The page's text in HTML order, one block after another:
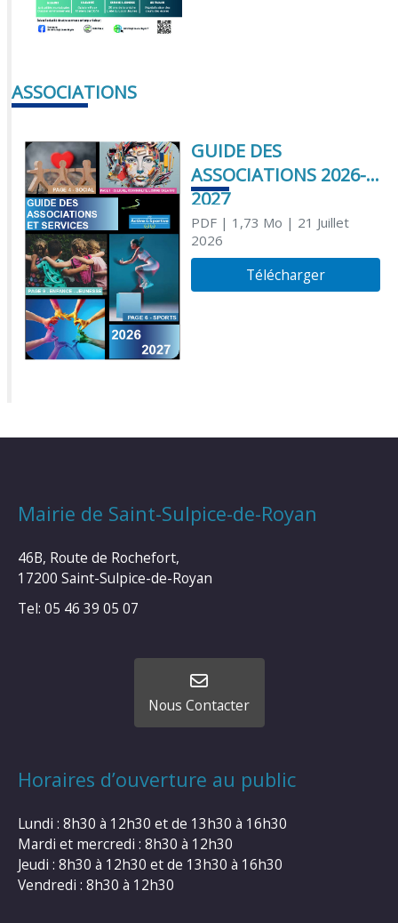
ASSOCIATIONS
GUIDE DES
ASSOCIATIONS 2026-
2027
PDF| 1,73 Mo | 21 Juillet
2026
Télécharger
Mairie de Saint-Sulpice-de-Royan
46B, Route de Rochefort,
17200 Saint-Sulpice-de-Royan
Tel: 05 46 39 05 07
Nous Contacter
Horaires d’ouverture au public
Lundi : 8h30 à 12h30 et de 13h30 à 16h30
Mardi et mercredi : 8h30 à 12h30
Jeudi : 8h30 à 12h30 et de 13h30 à 16h30
Vendredi : 8h30 à 12h30